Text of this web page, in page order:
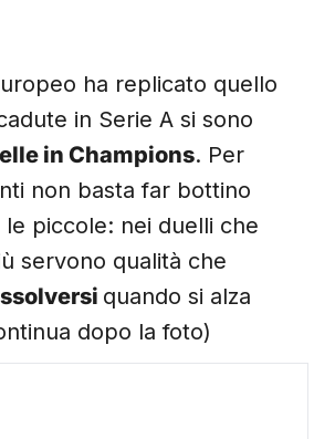
ha replicato quello
in Serie A si sono
in Champions. Per
non basta far bottino
piccole: nei duelli che
servono qualità che
quando si alza
dopo la foto)